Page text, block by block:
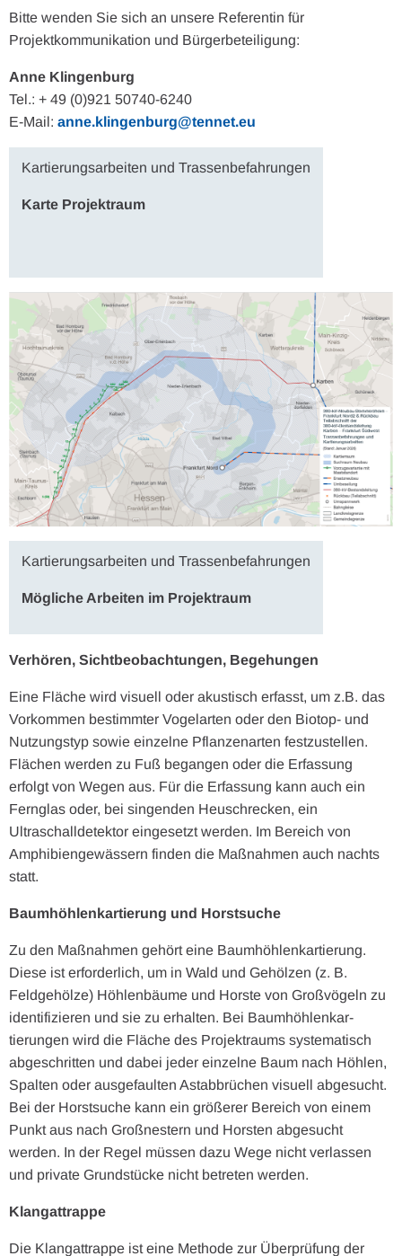
Bitte wenden Sie sich an unsere Referentin für
Projektkommunikation und Bürgerbeteiligung:
Anne Klingenburg
Tel.: + 49 (0)921 50740-6240
E-Mail: anne.klingenburg@tennet.eu
Kartierungsarbeiten und Trassenbefahrungen
Karte Projektraum
Kartierungsarbeiten und Trassenbefahrungen
Mögliche Arbeiten im Projektraum
Verhören, Sichtbeobachtungen, Begehungen
Eine Fläche wird visuell oder akustisch erfasst, um z.B. das
Vorkommen bestimmter Vogelarten oder den Biotop- und
Nutzungstyp sowie einzelne Pflanzenarten festzustellen.
Flächen werden zu Fuß begangen oder die Erfassung
erfolgt von Wegen aus. Für die Erfassung kann auch ein
Fernglas oder, bei singenden Heuschrecken, ein
Ultraschalldetektor eingesetzt werden. Im Bereich von
Amphibiengewässern finden die Maßnahmen auch nachts
statt.
Baumhöhlenkartierung und Horstsuche
Zu den Maßnahmen gehört eine Baumhöhlenkartierung.
Diese ist erforderlich, um in Wald und Gehölzen (z. B.
Feldgehölze) Höhlenbäume und Horste von Großvögeln zu
identifizieren und sie zu erhalten. Bei Baumhöhlenkar-
tierungen wird die Fläche des Projektraums systematisch
abgeschritten und dabei jeder einzelne Baum nach Höhlen,
Spalten oder ausgefaulten Astabbrüchen visuell abgesucht.
Bei der Horstsuche kann ein größerer Bereich von einem
Punkt aus nach Großnestern und Horsten abgesucht
werden. In der Regel müssen dazu Wege nicht verlassen
und private Grundstücke nicht betreten werden.
Klangattrappe
Die Klangattrappe ist eine Methode zur Überprüfung der